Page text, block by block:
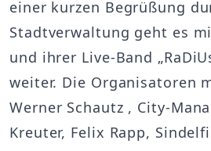
einer kurzen Begrüßung
Stadtverwaltung geht es
und ihrer Live-Band
weiter. Die Organisatoren
Werner Schautz , City-
Kreuter, Felix Rapp,